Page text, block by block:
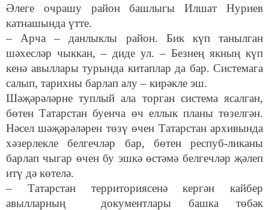
Әлеге очрашу район башлыгы Илшат Нуриев
катнашында үтте.
– Арча – данлыклы район. Бик күп танылган
шәхесләр чыккан, – диде ул. – Безнең якның күп
кенә авыллары турында китаплар да бар. Системага
салып, тарихны барлап алу – кирәкле эш.
Шәҗәрәләрне туплый ала торган система ясалган,
бөтен Татарстан буенча өч еллык планы төзелгән.
Нәсел шәҗәрәләрен төзү өчен Татарстан архивында
хәзерлекле белгечләр бар, бөтен респуб-ликаны
барлап чыгар өчен бу эшкә өстәмә белгечләр җәлеп
итү дә көтелә.
– Татарстан территориясенә кергән кайбер
авылларның документлары башка төбәк